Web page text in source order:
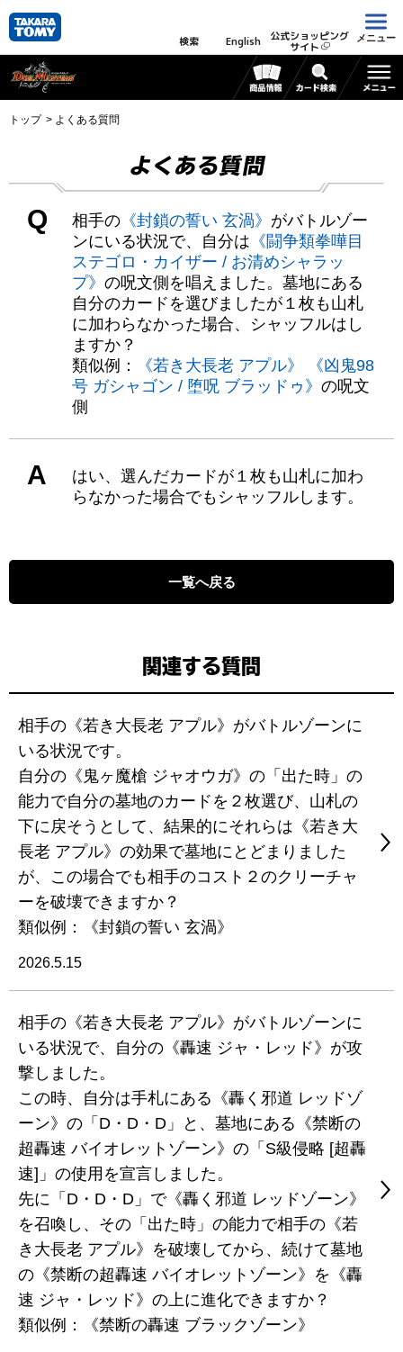
検索 English 公式ショッピング
サイト
メニュー
トップ よくある質問
よくある質問
Q 相手の 《封鎖の誓い 玄渦》 がバトルゾー
ンにいる状況で、自分は 《闘争類拳嘩目
ステゴロ・カイザー / お清めシャラッ
プ》 の呪文側を唱えました。墓地にある
自分のカードを選びましたが１枚も山札
に加わらなかった場合、シャッフルはし
ますか？
類似例：
《若き大長老 アプル》
《凶鬼98
号 ガシャゴン / 堕呪 ブラッドゥ》 の呪文
側
A
はい、選んだカードが１枚も山札に加わ
らなかった場合でもシャッフルします。
一覧へ戻る
関連する質問
相手の《若き大長老 アプル》がバトルゾーンに
いる状況です。
自分の《鬼ヶ魔槍 ジャオウガ》の「出た時」の
能力で自分の墓地のカードを２枚選び、山札の
下に戻そうとして、結果的にそれらは《若き大
長老 アプル》の効果で墓地にとどまりました
が、この場合でも相手のコスト２のクリーチャ
ーを破壊できますか？
類似例：《封鎖の誓い 玄渦》
2026.5.15
相手の《若き大長老 アプル》がバトルゾーンに
いる状況で、自分の《轟速 ジャ・レッド》が攻
撃しました。
この時、自分は手札にある《轟く邪道 レッドゾ
ーン》の「D・D・D」と、墓地にある《禁断の
超轟速 バイオレットゾーン》の「S級侵略 [超轟
速]」の使用を宣言しました。
先に「D・D・D」で《轟く邪道 レッドゾーン》
を召喚し、その「出た時」の能力で相手の《若
き大長老 アプル》を破壊してから、続けて墓地
の《禁断の超轟速 バイオレットゾーン》を《轟
速 ジャ・レッド》の上に進化できますか？
類似例：《禁断の轟速 ブラックゾーン》